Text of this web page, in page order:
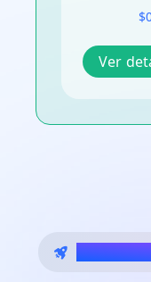
Ver
Comece